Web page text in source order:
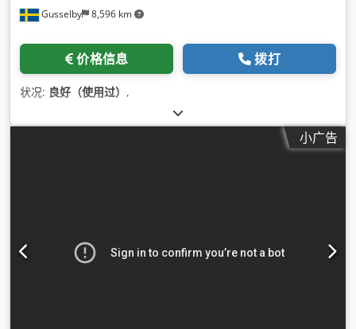
Gusselby 8,596 km
价格信息 拨打
状况: 良好（使用过） ,
小广告